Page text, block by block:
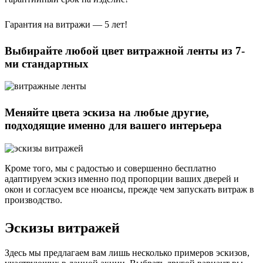
Гарантия на витражи — 5 лет!
Выбирайте любой цвет витражной ленты из 7-
ми стандартных
Меняйте цвета эскиза на любые другие,
подходящие именно для вашего интерьера
Кроме того, мы с радостью и совершенно бесплатно
адаптируем эскиз именно под пропорции ваших дверей и
окон и согласуем все нюансы, прежде чем запускать витраж в
производство.
Эскизы витражей
Здесь мы предлагаем вам лишь несколько примеров эскизов,